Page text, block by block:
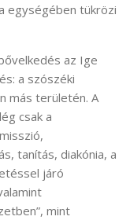
egységében tükrözi
az Ige
a szószéki
más területén. A
csak a
tanítás, diakónia, a
járó
mint